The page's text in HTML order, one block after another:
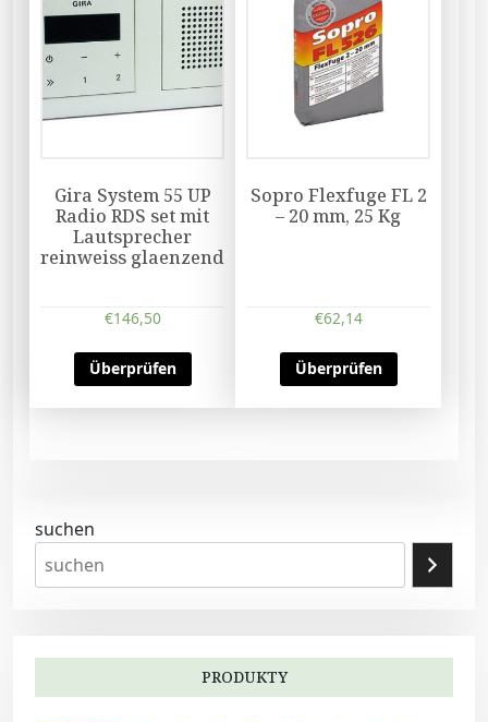
Gira System 55 UP
Radio RDS set mit
Lautsprecher
reinweiss glaenzend
€146,50
Überprüfen
Sopro Flexfuge FL 2
– 20 mm, 25 Kg
€62,14
Überprüfen
suchen
PRODUKTY